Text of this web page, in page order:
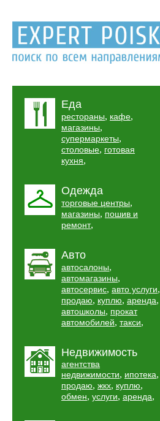
Еда
рестораны, кафе,
магазины,
супермаркеты,
столовые, готовая
кухня,
Одежда
торговые центры,
магазины, пошив и
ремонт,
Авто
автосалоны,
автомагазины,
автосервис, авто услуги,
продаю, куплю, аренда,
автошколы, прокат
автомобилей, такси,
Недвижимость
агентства
недвижимости, ипотека,
продаю, жкх, куплю,
обмен, услуги, аренда,